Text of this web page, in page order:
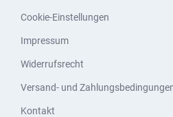
Cookie-Einstellungen
Impressum
Widerrufsrecht
Versand- und
Kontakt